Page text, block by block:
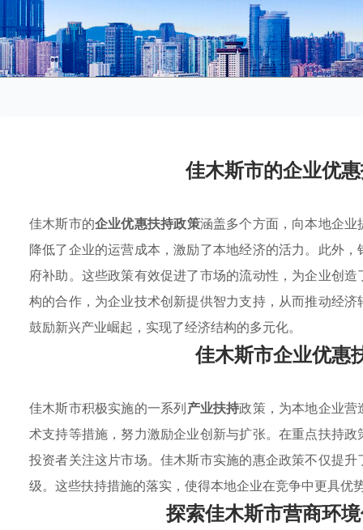
佳木斯市的企业优
佳木斯市的企业优惠扶持政策涵盖多个方面，向本地企
降低了企业的运营成本，激励了本地经济的活力。此外
府补助。这些政策有效促进了市场的流动性，为企业创
构的合作，为企业技术创新提供智力支持，从而推动经
鼓励新兴产业崛起，实现了经济结构的多元化。
佳木斯市企业优惠
佳木斯市积极实施的一系列产业扶持政策，为本地企业
术支持等措施，努力激励企业创新与扩张。在重点扶持政
投资者关注这片市场。佳木斯市实施的惠企政策不仅提
级。这些扶持措施的落实，使得本地企业在竞争中更具优
探索佳木斯市营商环